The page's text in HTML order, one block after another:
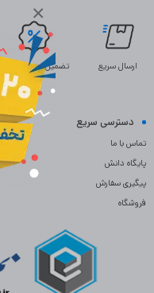
×
ارسال سریع تضمین بهترین قیمت
دسترسی سریع
تماس با ما
پایگاه دانش
پیگیری سفارش
فروشگاه